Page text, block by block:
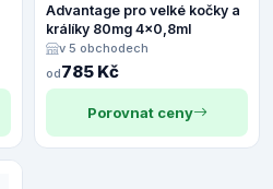
Advantage pro velké kočky a
králíky 80mg 4x0,8ml
v 5 obchodech
od785 Kč
Porovnat ceny